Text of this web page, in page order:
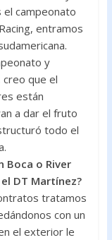
el campeonato
entramos
y
creo que el
están
a dar el fruto
todo el
Boca o River
DT Martínez?
tratamos
con un
el exterior le